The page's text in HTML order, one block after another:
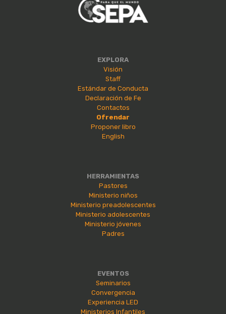
EXPLORA
Visión
Staff
Estándar de Conducta
Declaración de Fe
Contactos
Ofrendar
Proponer libro
English
HERRAMIENTAS
Pastores
Ministerio niños
Ministerio preadolescentes
Ministerio adolescentes
Ministerio jóvenes
Padres
EVENTOS
Seminarios
Convergencia
Experiencia LED
Ministerios Infantiles